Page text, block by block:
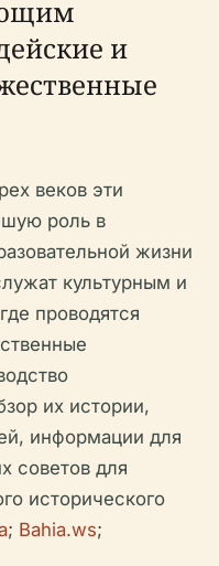
и
веков эти
роль в
жизни
культурным и
проводятся
их истории,
информации для
советов для
исторического
; Bahia.ws;